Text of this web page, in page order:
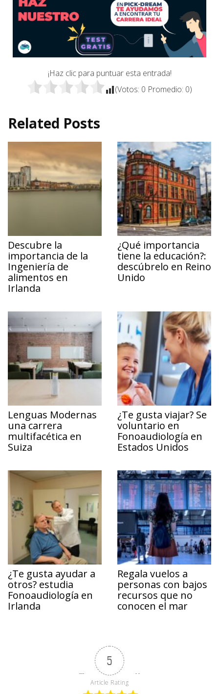
¡Haz clic para puntuar esta entrada!
(Votos: 0 Promedio: 0)
Related Posts
Descubre la
importancia de la
Ingeniería de
alimentos en
Irlanda
¿Qué importancia
tiene la educación?:
descúbrelo en Reino
Unido
Lenguas Modernas
una carrera
multifacética en
Suiza
¿Te gusta viajar? Se
voluntario en
Fonoaudiología en
Estados Unidos
¿Te gusta ayudar a
otros? estudia
Fonoaudiología en
Irlanda
Regala vuelos a
personas con bajos
recursos que no
conocen el mar
5
Article Rating